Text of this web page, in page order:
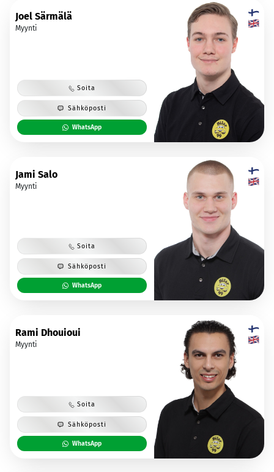
Joel Särmälä
Myynti
Soita
Sähköposti
WhatsApp
Jami Salo
Myynti
Soita
Sähköposti
WhatsApp
Rami Dhouioui
Myynti
Soita
Sähköposti
WhatsApp